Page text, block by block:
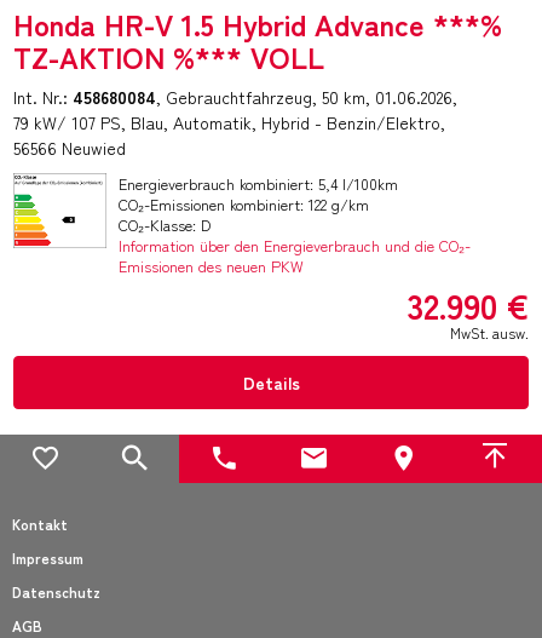
Honda HR-V 1.5 Hybrid Advance ***%
TZ-AKTION %*** VOLL
Int. Nr.: 458680084 Gebrauchtfahrzeug 50 km 01.06.2026
79 kW/ 107 PS Blau Automatik Hybrid - Benzin/Elektro
56566 Neuwied
Energieverbrauch kombiniert: 5,4 l/100km
CO₂-Emissionen kombiniert: 122 g/km
CO₂-Klasse: D
Information über den Energieverbrauch und die CO₂-
Emissionen des neuen PKW
32.990 €
MwSt. ausw.
Details
Kontakt
Impressum
Datenschutz
AGB